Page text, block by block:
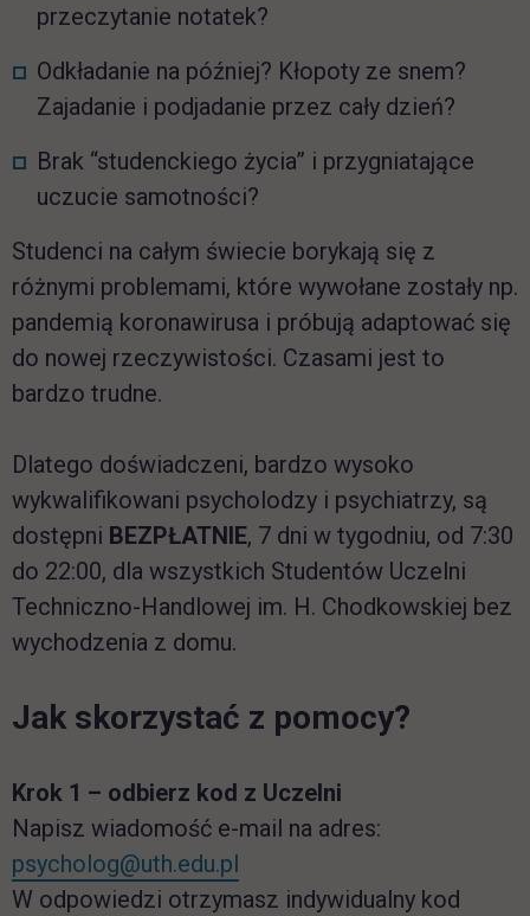
przeczytanie notatek?
Odkładanie na później? Kłopoty ze snem?
Zajadanie i podjadanie przez cały dzień?
Brak “studenckiego życia” i przygniatające
uczucie samotności?
Studenci na całym świecie borykają się z
różnymi problemami, które wywołane zostały np.
pandemią koronawirusa i próbują adaptować się
do nowej rzeczywistości. Czasami jest to
bardzo trudne.
Dlatego doświadczeni, bardzo wysoko
wykwalifikowani psycholodzy i psychiatrzy, są
dostępni BEZPŁATNIE, 7 dni w tygodniu, od 7:30
do 22:00, dla wszystkich Studentów Uczelni
Techniczno-Handlowej im. H. Chodkowskiej bez
wychodzenia z domu.
Jak skorzystać z pomocy?
Krok 1 – odbierz kod z Uczelni
Napisz wiadomość e-mail na adres:
psycholog@uth.edu.pl
W odpowiedzi otrzymasz indywidualny kod